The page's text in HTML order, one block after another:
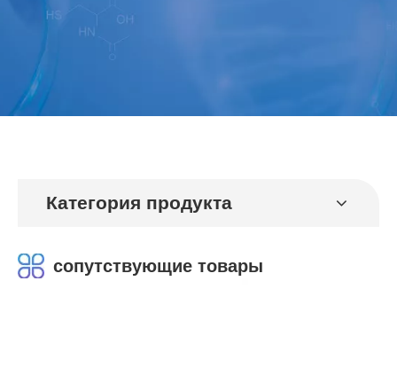
Категория продукта
сопутствующие товары